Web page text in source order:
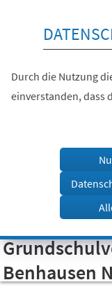
Visuelle
Assistenzsoftware
öffnen.
Durch die Nutzung
einverstanden, dass
Benhausen